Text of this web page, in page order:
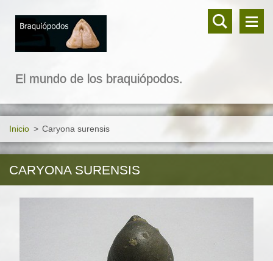
El mundo de los braquiópodos.
Inicio > Caryona surensis
CARYONA SURENSIS